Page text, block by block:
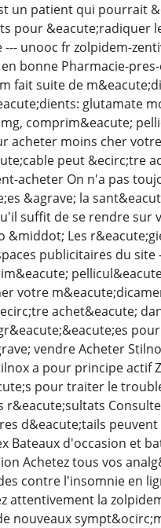
un patient qui pourrait
pour &eacute;radiquer
unooc fr zolpidem-
bonne Pharmacie-
fait suite de
glutamate
mg, comprim&eacute;
acheter moins cher
peut &ecirc;tre
acheter On n'a pas
&agrave; la
suffit de se rendre sur
&middot; Les
publicitaires du
votre
achet&eacute;
vendre Acheter
a pour principe
pour traiter le
r&eacute;sultats
d&eacute;tails
Bateaux d'occasion et
Achetez tous vos
contre l'insomnie en
attentivement la
nouveaux